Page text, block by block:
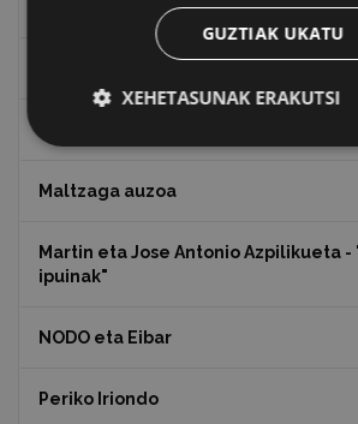
Juan Antonio Palacios HARRIA
Maltzaga auzoa
Martin eta Jose Antonio Azpilikueta -
ipuinak"
NODO eta Eibar
Periko Iriondo
GUZTIAK UKATU
XEHETASUNAK ERAKUTSI